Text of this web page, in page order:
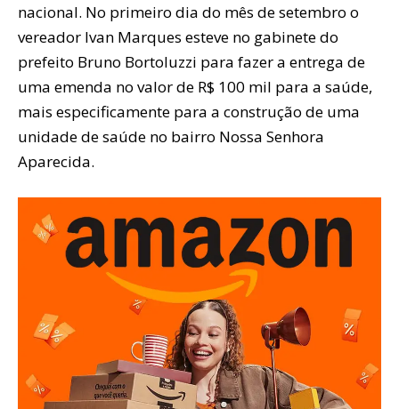
nacional. No primeiro dia do mês de setembro o
vereador Ivan Marques esteve no gabinete do
prefeito Bruno Bortoluzzi para fazer a entrega de
uma emenda no valor de R$ 100 mil para a saúde,
mais especificamente para a construção de uma
unidade de saúde no bairro Nossa Senhora
Aparecida.